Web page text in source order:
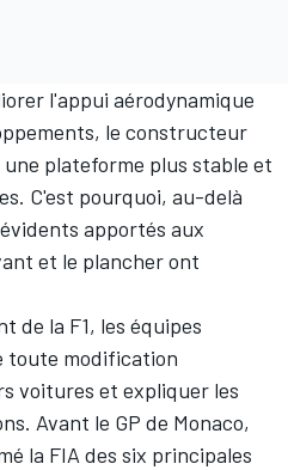
l'appui aérodynamique
le constructeur
plateforme plus stable et
C'est pourquoi, au-delà
apportés aux
et le plancher ont
de la F1, les équipes
toute modification
voitures et expliquer les
Avant le GP de Monaco,
la FIA des six principales